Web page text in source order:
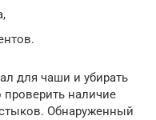
для чаши и убирать
проверить наличие
Обнаруженный